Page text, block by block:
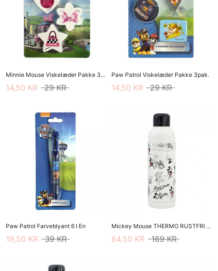
Minnie Mouse Viskelæder Pakke 3pak.
14,50 KR 29 KR
Paw Patrol Viskelæder Pakke 3pak.
14,50 KR 29 KR
Paw Patrol Farveblyant 6 I En
19,50 KR 39 KR
Mickey Mouse THERMO RUSTFRI STÅL FLASKE 515 ML
84,50 KR 169 KR